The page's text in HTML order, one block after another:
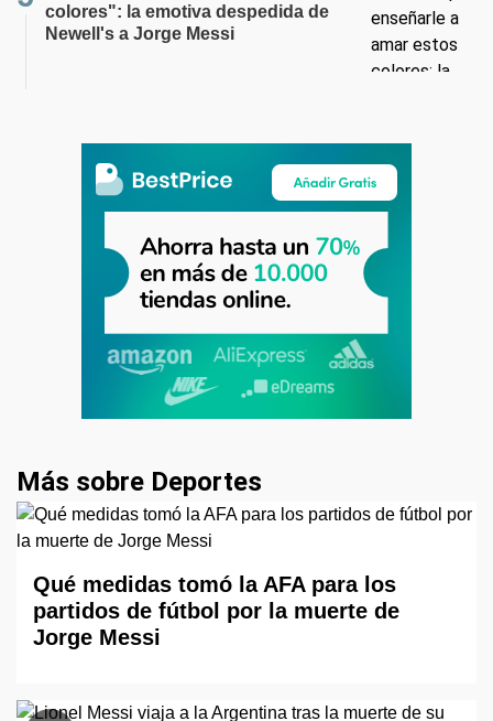
colores": la emotiva despedida de
Newell's a Jorge Messi
Más sobre Deportes
Qué medidas tomó la AFA para los
partidos de fútbol por la muerte de
Jorge Messi